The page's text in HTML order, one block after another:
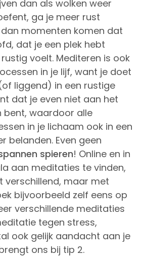
dan als wolken weer
ga je meer rust
dan momenten komen dat
dat je een plek hebt
voelt. Mediteren is ook
in je lijf, want je doet
liggend) in een rustige
dat je even niet aan het
bent, waardoor alle
in je lichaam ook in een
belanden. Even geen
spieren! Online en in
aan meditaties te vinden,
verschillend, maar met
bijvoorbeeld zelf eens op
verschillende meditaties
tegen stress,
ook gelijk aandacht aan je
ons bij tip 2.